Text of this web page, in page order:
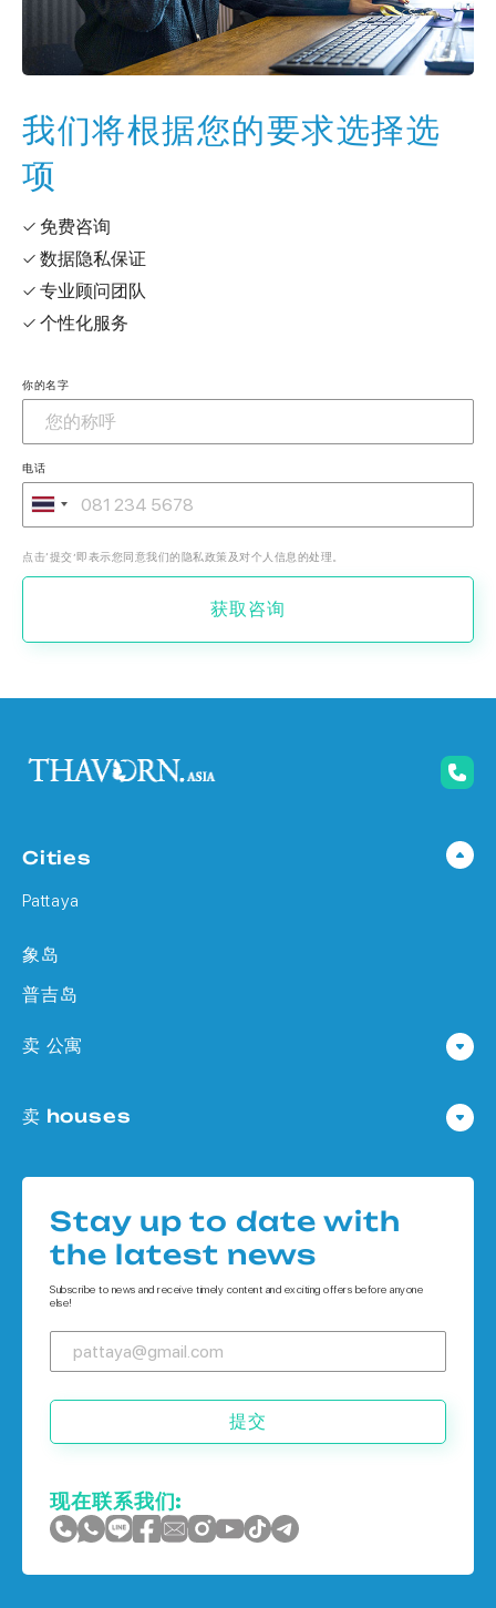
我们将根据您的要求选择选
项
✓ 免费咨询
✓ 数据隐私保证
✓ 专业顾问团队
✓ 个性化服务
你的名字
电话
点击‘提交’即表示您同意我们的隐私政策及对个人信息的处理。
获取咨询
Cities
Pattaya
象岛
普吉岛
卖 公寓
公寓 在
公寓 在 普吉岛
卖 houses
Houses 在 象岛
Stay up to date with
the latest news
Subscribe to news and receive timely content and exciting offers before anyone
else!
提交
现在联系我们: